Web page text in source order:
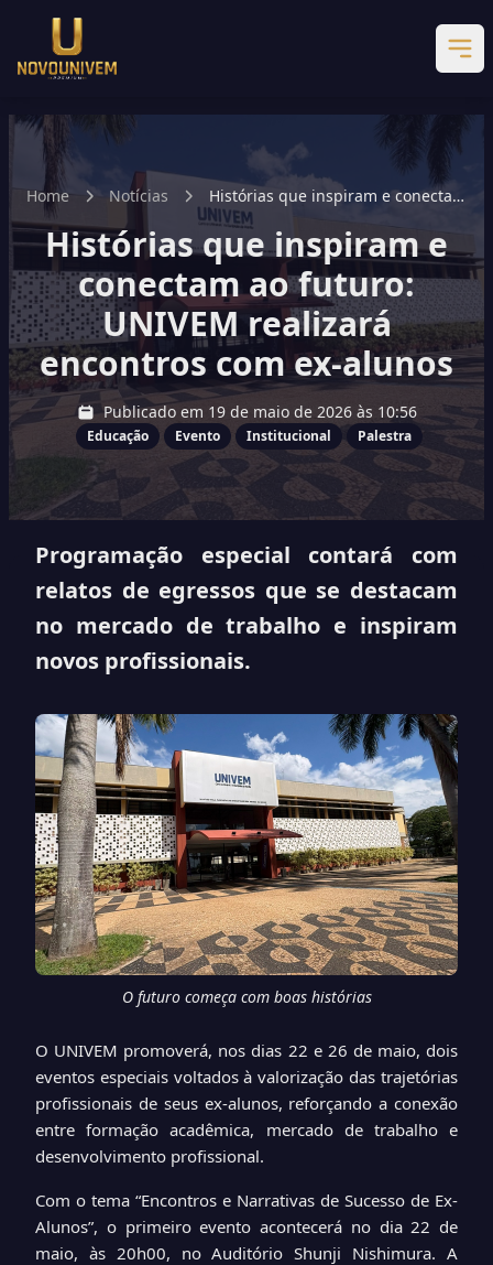
Home Notícias
Histórias que inspiram e conectam
ao futuro: UNIVEM realizará
encontros com ex-alunos
Histórias que inspiram e
conectam ao futuro:
UNIVEM realizará
encontros com ex-alunos
Publicado em 19 de maio de 2026 às 10:56
Educação Evento Institucional Palestra
Programação especial contará com
relatos de egressos que se destacam
no mercado de trabalho e inspiram
novos profissionais.
O futuro começa com boas histórias
O UNIVEM promoverá, nos dias 22 e 26 de maio, dois
eventos especiais voltados à valorização das trajetórias
profissionais de seus ex-alunos, reforçando a conexão
entre formação acadêmica, mercado de trabalho e
desenvolvimento profissional.
Com o tema “Encontros e Narrativas de Sucesso de Ex-
Alunos”, o primeiro evento acontecerá no dia 22 de
maio, às 20h00, no Auditório Shunji Nishimura. A